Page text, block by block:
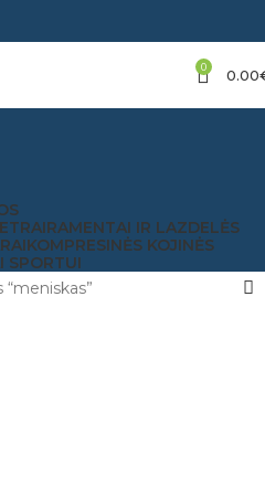
0 0.00
RAMENTAI IR LAZDELĖS
KOMPRESINĖS KOJINĖS
SPORTUI